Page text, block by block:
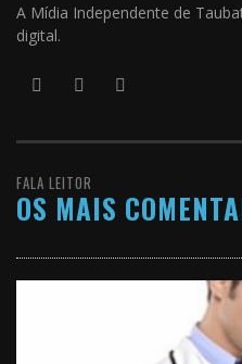
A Mídia Independente de
digital.
FALA LEITOR
OS MAIS